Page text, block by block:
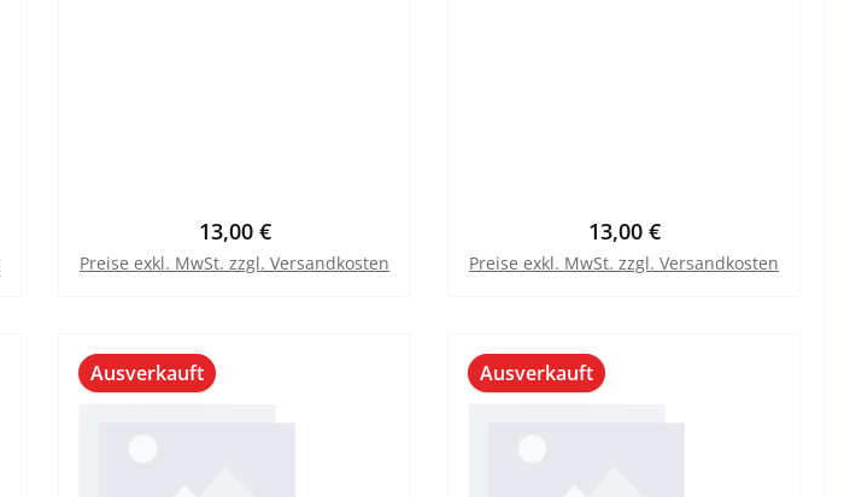
Regulärer Preis:
13,00 €
Preise exkl. MwSt. zzgl. Versandkosten
Regulärer Preis:
13,00 €
Preise exkl. MwSt. zzgl. Versandkosten
Ausverkauft Ausverkauft